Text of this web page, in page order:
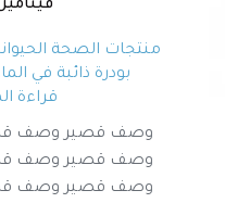
منتجات الصحة
بودرة ذائبة في
قراءة
وصف قصير وصف
وصف قصير وصف
وصف قصير وصف